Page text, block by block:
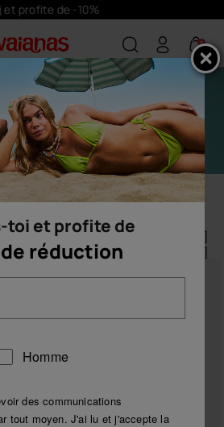
sur toutes les commandes
0
toi et profite de
de réduction
Homme
des communications
tout moyen. J'ai lu et j'accepte la